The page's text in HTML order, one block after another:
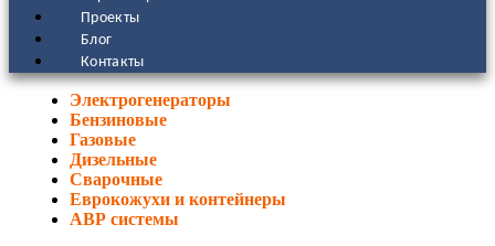
Проекты
Блог
Контакты
Электрогенераторы
Бензиновые
Газовые
Дизельные
Сварочные
Еврокожухи и контейнеры
АВР системы